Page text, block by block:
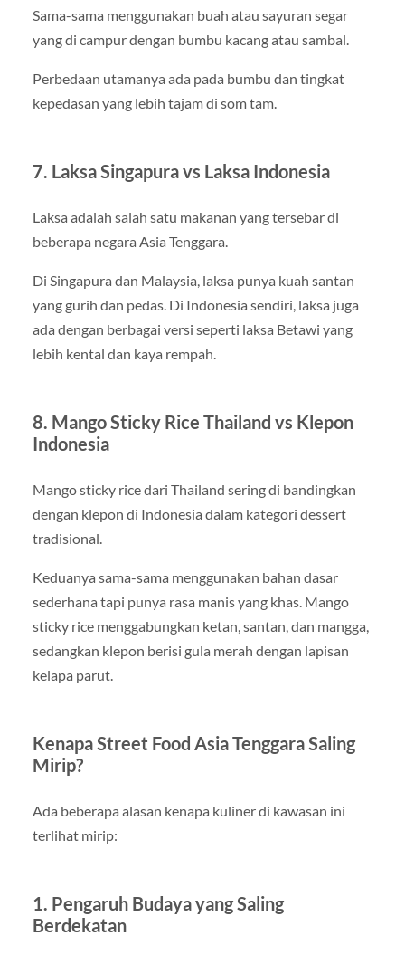
Sama-sama menggunakan buah atau sayuran segar
yang di campur dengan bumbu kacang atau sambal.
Perbedaan utamanya ada pada bumbu dan tingkat
kepedasan yang lebih tajam di som tam.
7. Laksa Singapura vs Laksa Indonesia
Laksa adalah salah satu makanan yang tersebar di
beberapa negara Asia Tenggara.
Di Singapura dan Malaysia, laksa punya kuah santan
yang gurih dan pedas. Di Indonesia sendiri, laksa juga
ada dengan berbagai versi seperti laksa Betawi yang
lebih kental dan kaya rempah.
8. Mango Sticky Rice Thailand vs Klepon
Indonesia
Mango sticky rice dari Thailand sering di bandingkan
dengan klepon di Indonesia dalam kategori dessert
tradisional.
Keduanya sama-sama menggunakan bahan dasar
sederhana tapi punya rasa manis yang khas. Mango
sticky rice menggabungkan ketan, santan, dan mangga,
sedangkan klepon berisi gula merah dengan lapisan
kelapa parut.
Kenapa Street Food Asia Tenggara Saling
Mirip?
Ada beberapa alasan kenapa kuliner di kawasan ini
terlihat mirip:
1. Pengaruh Budaya yang Saling
Berdekatan